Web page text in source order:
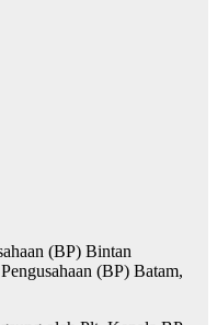
(BP) Bintan
(BP) Batam,